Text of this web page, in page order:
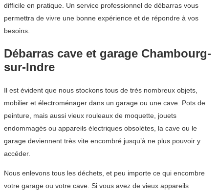
difficile en pratique. Un service professionnel de débarras vous
permettra de vivre une bonne expérience et de répondre à vos
besoins.
Débarras cave et garage Chambourg-
sur-Indre
Il est évident que nous stockons tous de très nombreux objets,
mobilier et électroménager dans un garage ou une cave. Pots de
peinture, mais aussi vieux rouleaux de moquette, jouets
endommagés ou appareils électriques obsolètes, la cave ou le
garage deviennent très vite encombré jusqu’à ne plus pouvoir y
accéder.
Nous enlevons tous les déchets, et peu importe ce qui encombre
votre garage ou votre cave. Si vous avez de vieux appareils